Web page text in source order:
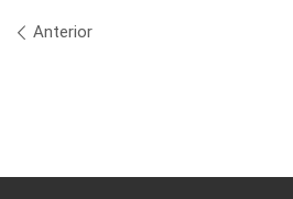
Navigare în imagini
Anterior